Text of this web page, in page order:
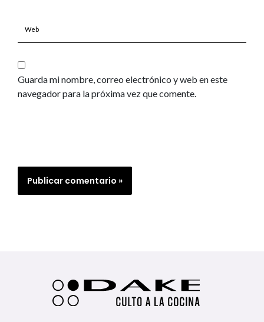
Guarda mi nombre, correo electrónico y web en este
navegador para la próxima vez que comente.